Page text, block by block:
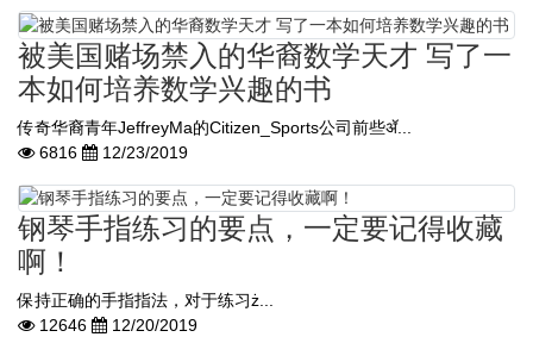
被美国赌场禁入的华裔数学天才 写了一
本如何培养数学兴趣的书
传奇华裔青年JeffreyMa的Citizen_Sports公司前些ॲ...
6816
12/23/2019
钢琴手指练习的要点，一定要记得收藏
啊！
保持正确的手指指法，对于练习ż...
12646
12/20/2019